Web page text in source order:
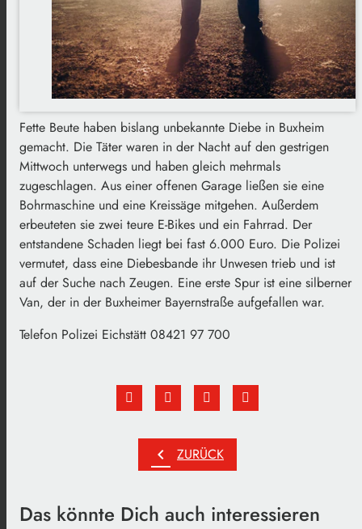
Fette Beute haben bislang unbekannte Diebe in Buxheim
gemacht. Die Täter waren in der Nacht auf den gestrigen
Mittwoch unterwegs und haben gleich mehrmals
zugeschlagen. Aus einer offenen Garage ließen sie eine
Bohrmaschine und eine Kreissäge mitgehen. Außerdem
erbeuteten sie zwei teure E-Bikes und ein Fahrrad. Der
entstandene Schaden liegt bei fast 6.000 Euro. Die Polizei
vermutet, dass eine Diebesbande ihr Unwesen trieb und ist
auf der Suche nach Zeugen. Eine erste Spur ist eine silberner
Van, der in der Buxheimer Bayernstraße aufgefallen war.
Telefon Polizei Eichstätt 08421 97 700
chevron_left ZURÜCK
Das könnte Dich auch interessieren